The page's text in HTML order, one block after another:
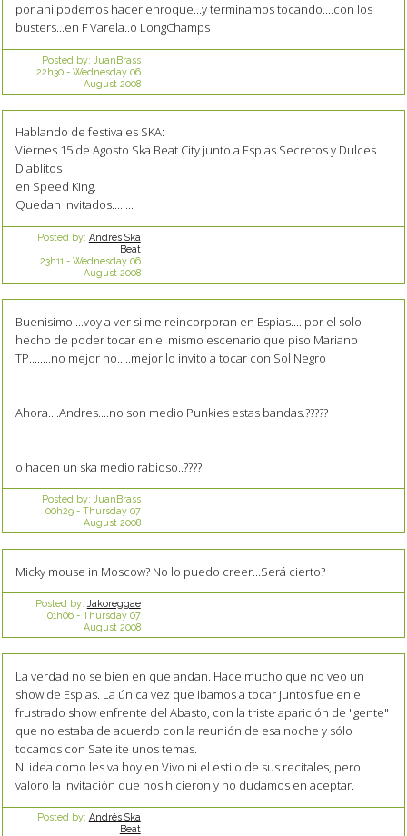
por ahi podemos hacer enroque...y terminamos tocando....con los
busters...en F Varela..o LongChamps
Posted by: JuanBrass
22h30- Wednesday 06
August 2008
Hablando de festivales SKA:
Viernes 15 de Agosto Ska Beat City junto a Espias Secretos y Dulces
Diablitos
en Speed King.
Quedan invitados........
Posted by: Andrés Ska
Beat
23h11 - Wednesday 06
August 2008
Buenisimo....voy a ver si me reincorporan en Espias.....por el solo
hecho de poder tocar en el mismo escenario que piso Mariano
TP........no mejor no.....mejor lo invito a tocar con Sol Negro
Ahora....Andres....no son medio Punkies estas bandas.?????
o hacen un ska medio rabioso..????
Posted by: JuanBrass
00h29- Thursday 07
August 2008
Micky mouse in Moscow? No lo puedo creer...Será cierto?
Posted by: Jakoreggae
01h06- Thursday 07
August 2008
La verdad no se bien en que andan. Hace mucho que no veo un
show de Espias. La única vez que ibamos a tocar juntos fue en el
frustrado show enfrente del Abasto, con la triste aparición de "gente"
que no estaba de acuerdo con la reunión de esa noche y sólo
tocamos con Satelite unos temas.
Ni idea como les va hoy en Vivo ni el estilo de sus recitales, pero
valoro la invitación que nos hicieron y no dudamos en aceptar.
Posted by: Andrés Ska
Beat